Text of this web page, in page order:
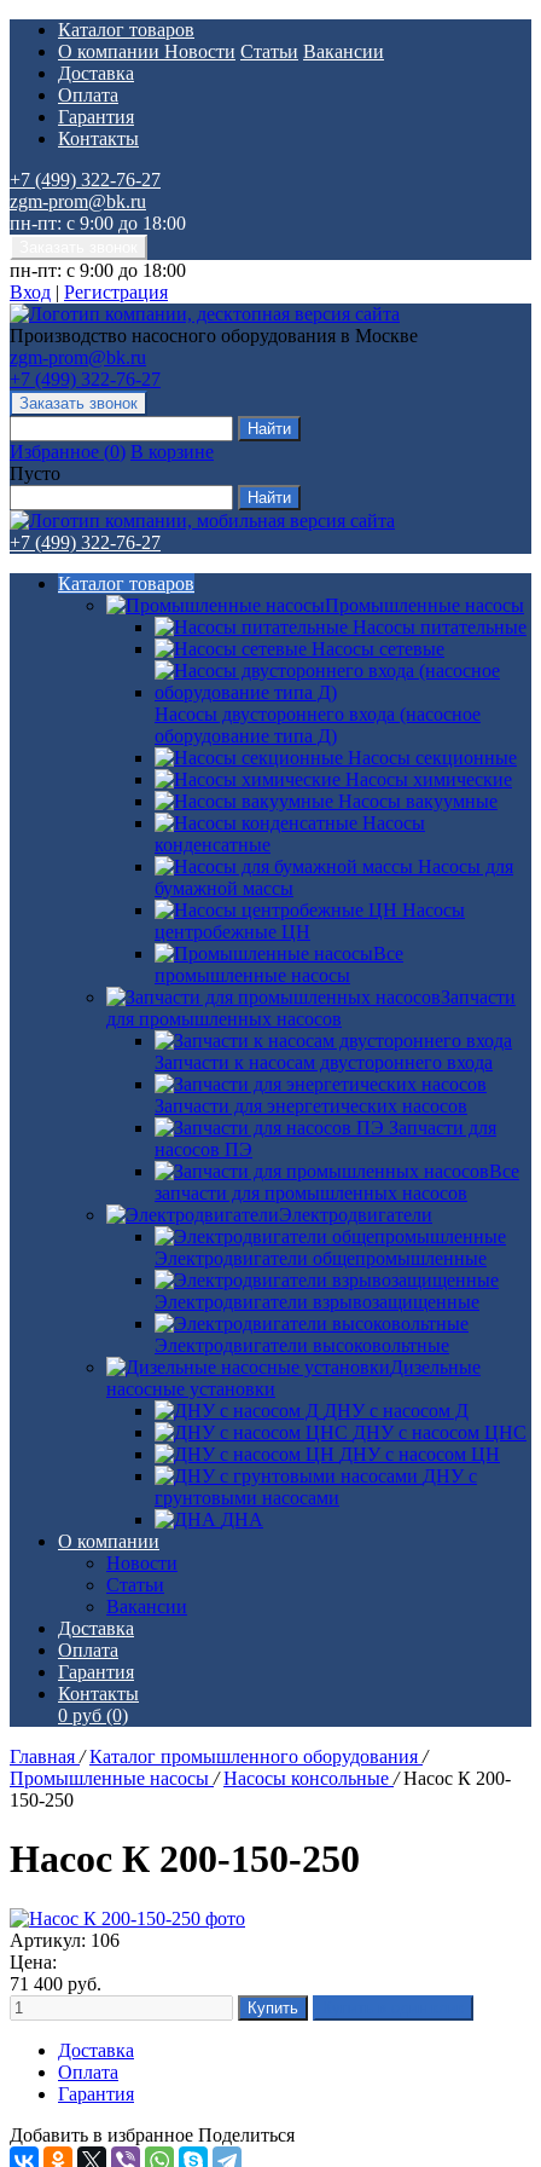
Каталог товаров
О компании Новости Статьи Вакансии
Доставка
Оплата
Гарантия
Контакты
+7 (499) 322-76-27
zgm-prom@bk.ru
пн-пт: с 9:00 до 18:00
пн-пт: с 9:00 до 18:00
Вход | Регистрация
Производство насосного оборудования в Москве
zgm-prom@bk.ru
+7 (499) 322-76-27
Избранное (0) В корзине
Пусто
+7 (499) 322-76-27
Каталог товаров
Промышленные насосы
Насосы питательные
Насосы сетевые
Насосы двустороннего входа (насосное
оборудование типа Д)
Насосы секционные
Насосы химические
Насосы вакуумные
Насосы
конденсатные
Насосы для
бумажной массы
Насосы
центробежные ЦН
Все
промышленные насосы
Запчасти
для промышленных насосов
Запчасти к насосам двустороннего входа
Запчасти для энергетических насосов
Запчасти для
насосов ПЭ
Все
запчасти для промышленных насосов
Электродвигатели
Электродвигатели общепромышленные
Электродвигатели взрывозащищенные
Электродвигатели высоковольтные
Дизельные
насосные установки
ДНУ с насосом Д
ДНУ с насосом ЦНС
ДНУ с насосом ЦН
ДНУ с
грунтовыми насосами
ДНА
О компании
Новости
Статьи
Вакансии
Доставка
Оплата
Гарантия
Контакты
0 руб (0)
Главная / Каталог промышленного оборудования /
Промышленные насосы / Насосы консольные / Насос К 200-
150-250
Насос К 200-150-250
Артикул: 106
Цена:
71 400 руб.
Доставка
Оплата
Гарантия
Добавить в избранное Поделиться